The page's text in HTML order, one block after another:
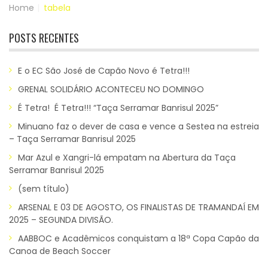
Home tabela
POSTS RECENTES
E o EC São José de Capão Novo é Tetra!!!
GRENAL SOLIDÁRIO ACONTECEU NO DOMINGO
É Tetra! É Tetra!!! “Taça Serramar Banrisul 2025”
Minuano faz o dever de casa e vence a Sestea na estreia
– Taça Serramar Banrisul 2025
Mar Azul e Xangri-lá empatam na Abertura da Taça
Serramar Banrisul 2025
(sem título)
ARSENAL E 03 DE AGOSTO, OS FINALISTAS DE TRAMANDAÍ EM
2025 – SEGUNDA DIVISÃO.
AABBOC e Acadêmicos conquistam a 18ª Copa Capão da
Canoa de Beach Soccer